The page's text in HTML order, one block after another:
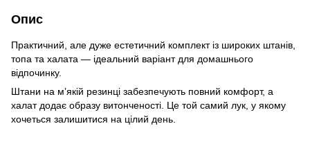
Опис
Практичний, але дуже естетичний комплект із широких штанів,
топа та халата — ідеальний варіант для домашнього
відпочинку.
Штани на м’якій резинці забезпечують повний комфорт, а
халат додає образу витонченості. Це той самий лук, у якому
хочеться залишитися на цілий день.